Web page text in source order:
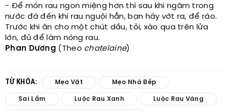
- Để món rau ngon miệng hơn thì sau khi ngâm trong
nước đá đến khi rau nguội hẳn, bạn hãy vớt ra, để ráo.
Trước khi ăn cho một chút dầu, tỏi, xào qua trên lửa
lớn, đủ để làm nóng rau.
Phan Dương (Theo chatelaine)
TỪ KHÓA: Mẹo Vặt Mẹo Nhà Bếp
Sai Lầm Luộc Rau Xanh Luộc Rau Vàng